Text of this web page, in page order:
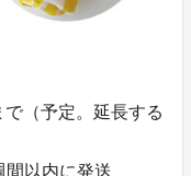
（予定。延長する
間以内に発送